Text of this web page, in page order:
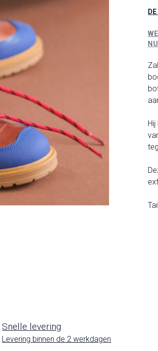
Snelle levering
Levering binnen de 2 werkdagen